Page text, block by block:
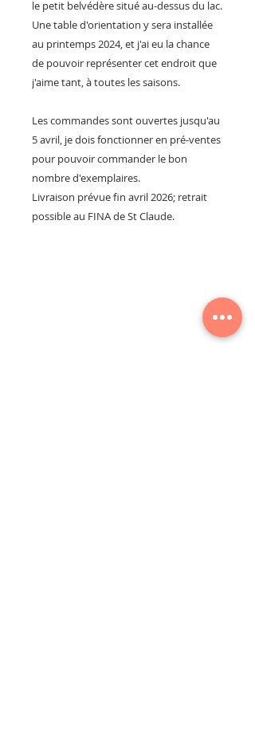
le petit belvédère situé au-dessus du lac.
Une table d'orientation y sera installée
au printemps 2024, et j'ai eu la chance
de pouvoir représenter cet endroit que
j'aime tant, à toutes les saisons.
Les commandes sont ouvertes jusqu'au
5 avril, je dois fonctionner en pré-ventes
pour pouvoir commander le bon
nombre d'exemplaires.
Livraison prévue fin avril 2026; retrait
possible au FINA de St Claude.